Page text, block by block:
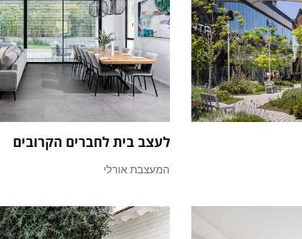
לעצב בית לחברים הקרובים
המעצבת אורלי